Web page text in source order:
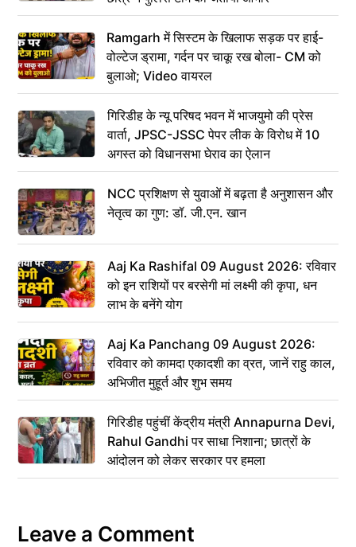
Ramgarh में सिस्टम के खिलाफ सड़क पर हाई-
वोल्टेज ड्रामा, गर्दन पर चाकू रख बोला- CM को
बुलाओ; Video वायरल
गिरिडीह के न्यू परिषद भवन में भाजयुमो की प्रेस
वार्ता, JPSC-JSSC पेपर लीक के विरोध में 10
अगस्त को विधानसभा घेराव का ऐलान
NCC प्रशिक्षण से युवाओं में बढ़ता है अनुशासन और
नेतृत्व का गुण: डॉ. जी.एन. खान
Aaj Ka Rashifal 09 August 2026: रविवार
को इन राशियों पर बरसेगी मां लक्ष्मी की कृपा, धन
लाभ के बनेंगे योग
Aaj Ka Panchang 09 August 2026:
रविवार को कामदा एकादशी का व्रत, जानें राहु काल,
अभिजीत मुहूर्त और शुभ समय
गिरिडीह पहुंचीं केंद्रीय मंत्री Annapurna Devi,
Rahul Gandhi पर साधा निशाना; छात्रों के
आंदोलन को लेकर सरकार पर हमला
Leave a Comment